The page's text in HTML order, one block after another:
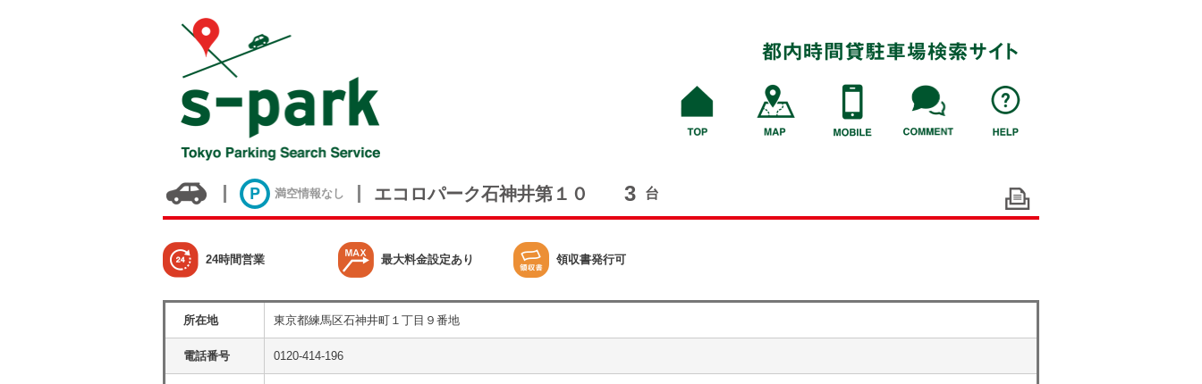
満空情報なし エコロパーク石神井第１０ 3 台
24時間営業 最大料金設定あり 領収書発行可
所在地 東京都練馬区石神井町１丁目９番地
電話番号 0120-414-196